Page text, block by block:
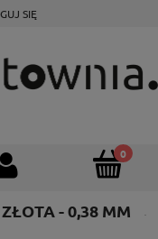
SIĘ
- 0,38 MM